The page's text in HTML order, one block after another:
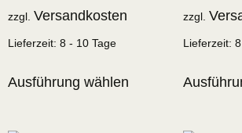
zzgl. Versandkosten
Lieferzeit: 8 - 10 Tage
Ausführung wählen
zzgl.
Lieferzeit: